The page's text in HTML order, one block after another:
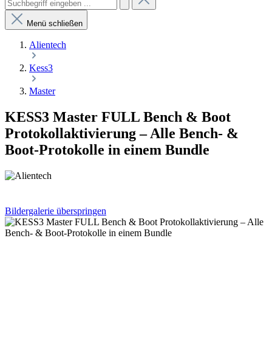
Menü schließen
Alientech
Kess3
Master
KESS3 Master FULL Bench & Boot
Protokollaktivierung – Alle Bench- &
Boot-Protokolle in einem Bundle
Bildergalerie überspringen